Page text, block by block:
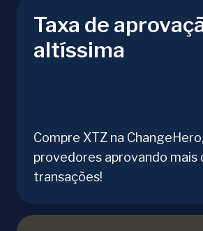
Taxa de
altíssima
Compre XTZ na
provedores aprovando mais
transações!